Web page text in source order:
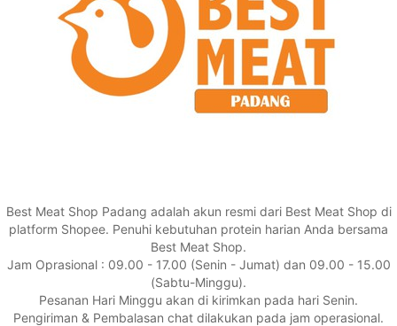
Best Meat Shop Padang adalah akun resmi dari Best Meat Shop di
platform Shopee. Penuhi kebutuhan protein harian Anda bersama
Best Meat Shop.
Jam Oprasional : 09.00 - 17.00 (Senin - Jumat) dan 09.00 - 15.00
(Sabtu-Minggu).
Pesanan Hari Minggu akan di kirimkan pada hari Senin.
Pengiriman & Pembalasan chat dilakukan pada jam operasional.